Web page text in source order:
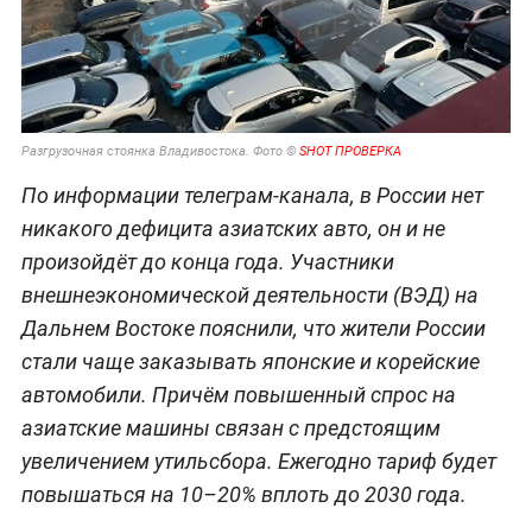
Разгрузочная стоянка Владивостока. Фото © SHOT ПРОВЕРКА
По информации телеграм-канала, в России нет
никакого дефицита азиатских авто, он и не
произойдёт до конца года. Участники
внешнеэкономической деятельности (ВЭД) на
Дальнем Востоке пояснили, что жители России
стали чаще заказывать японские и корейские
автомобили. Причём повышенный спрос на
азиатские машины связан с предстоящим
увеличением утильсбора. Ежегодно тариф будет
повышаться на 10–20% вплоть до 2030 года.